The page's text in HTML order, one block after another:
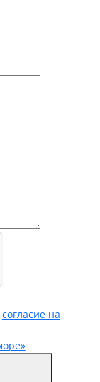
согласие на